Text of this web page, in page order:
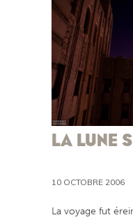
LA LUNE
10 OCTOBRE 2006
La voyage fut